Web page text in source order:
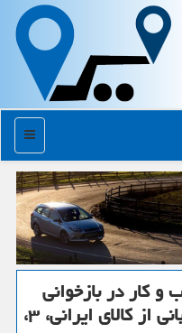
منو
كار در بازخوانی
كالای ایرانی، ۳،